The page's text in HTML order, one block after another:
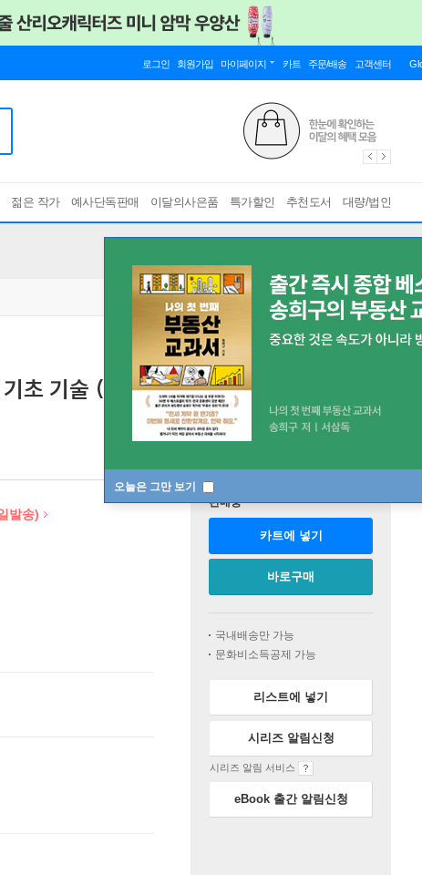
로그인 회원가입 마이페이지 카트 주문/배송 고객센터
젊은 작가 예사단독판매 이달의사은품 특가할인 추천도서 대량/법인
오늘은 그만 보기
기초 기술 (2025년) 2026학년도 수능 연계교재
발송)
판매중
카트에 넣기
바로구매
국내배송만 가능
문화비소득공제 가능
리스트에 넣기
시리즈 알림신청
시리즈 알림 서비스
eBook 출간 알림신청